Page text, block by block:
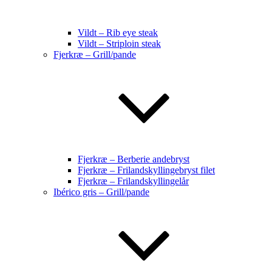
Vildt – Rib eye steak
Vildt – Striploin steak
Fjerkræ – Grill/pande
Fjerkræ – Berberie andebryst
Fjerkræ – Frilandskyllingebryst filet
Fjerkræ – Frilandskyllingelår
Ibérico gris – Grill/pande